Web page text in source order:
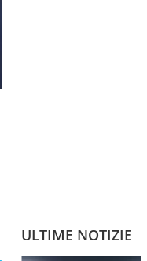
ULTIME NOTIZIE